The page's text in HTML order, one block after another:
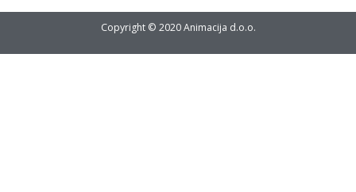
Copyright © 2020 Animacija d.o.o.